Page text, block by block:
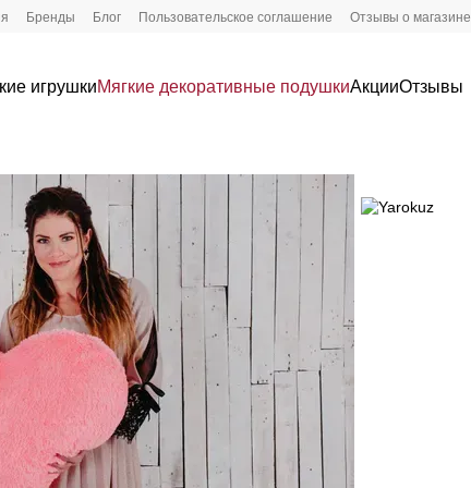
Бренды Блог Пользовательское соглашение Отзывы о магазине
игрушкиМягкие декоративные подушкиАкцииОтзывы